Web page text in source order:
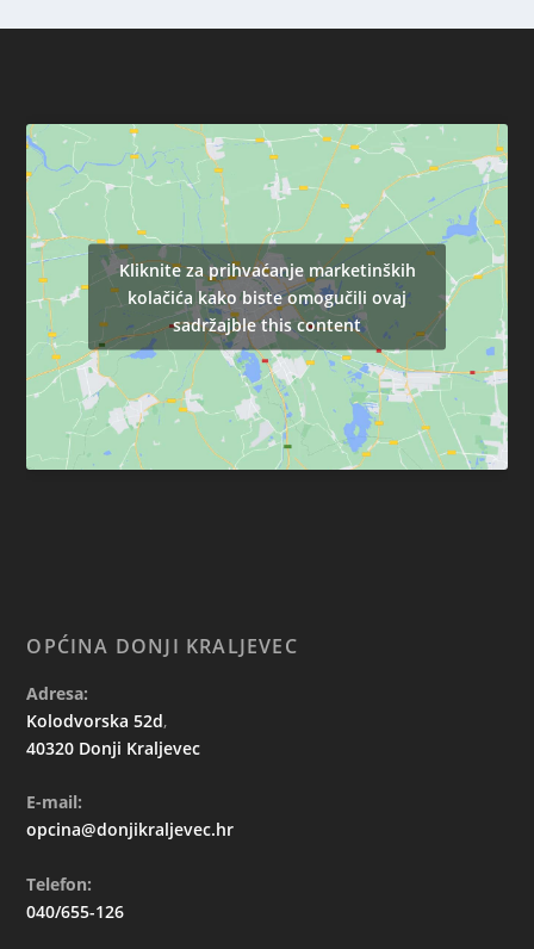
Kliknite za prihvaćanje marketinških
kolačića kako biste omogučili ovaj
sadržajble this content
OPĆINA DONJI KRALJEVEC
Adresa:
Kolodvorska 52d,
40320 Donji Kraljevec
E-mail:
opcina@donjikraljevec.hr
Telefon:
040/655-126